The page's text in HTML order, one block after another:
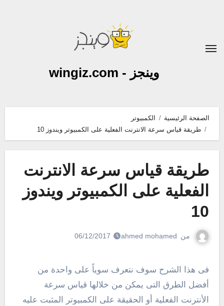
وينجز - wingiz.com
الصفحة الرئيسية
الكمبيوتر
طريقة قياس سرعة الانترنت الفعلية على الكمبيوتر ويندوز 10
طريقة قياس سرعة الانترنت
الفعلية على الكمبيوتر ويندوز
10
من ahmed mohamed
06/12/2017
فى هذا الشرح سوف نتعرف سوياً على واحدة من
أفضل الطرق التى يمكن من خلالها قياس سرعة
الأنترنت الفعلية أو الحقيقة على الكمبيوتر المثبت عليه